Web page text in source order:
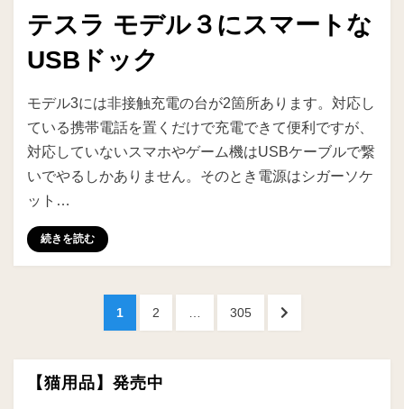
日:
テスラ モデル３にスマートな
USBドック
投稿者ike
モデル3には非接触充電の台が2箇所あります。対応し
ている携帯電話を置くだけで充電できて便利ですが、
対応していないスマホやゲーム機はUSBケーブルで繋
いでやるしかありません。そのとき電源はシガーソケ
ット…
続きを読む
の
ペ
ー
1
ペ
ー
2
ペ
ー
305
次
の
【猫用品】発売中